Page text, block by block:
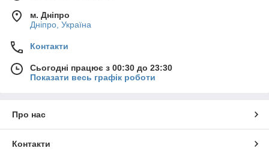
м. Дніпро
Дніпро, Україна
Контакти
Сьогодні працює з 00:30 до 23:30
Показати весь графік роботи
Про нас
Контакти